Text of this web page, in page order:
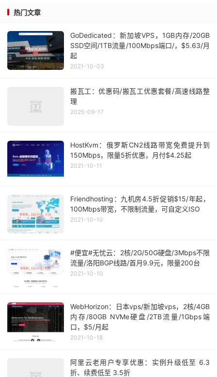
热门文章
GoDedicated：新加坡VPS，1GB内存/20GB
SSD空间/1TB流量/100Mbps端口/，$5.63/月
起
2021-10-03
搬瓦工：优惠码/搬瓦工优惠套餐/高速线路整
理
2025-09-17
HostKvm：俄罗斯CN2线路带宽免费提升到
150Mbps，限量5折优惠，月付$4.25起
2021-10-11
Friendhosting：九机房4.5折促销$15/年起，
100Mbps带宽，不限制流量，可自定义ISO
2021-10-10
#便宜#无忧云：2核/2G/50G硬盘/3Mbps不限
流量/洛阳BGP线路/首月9.9元，限量200台
2021-10-10
WebHorizon：日本vps/新加坡vps，2核/4GB
内存/80GB NVMe硬盘/2TB流量/1Gbps端
口，$5/月起
2021-10-18
阿里云老用户专享优惠：实例升级低至 6.3
折、续费低至 3.5折